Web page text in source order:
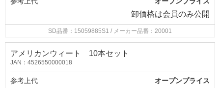
卸価格は会員のみ公開
SD品番：15059885S1 / メーカー品番：20001
アメリカンウィート 10本セット
JAN：4526550000018
参考上代 オープンプライス